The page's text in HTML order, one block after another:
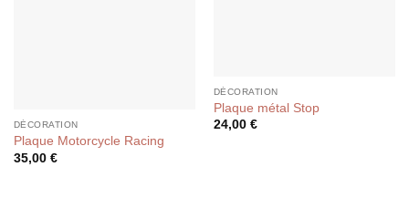
DÉCORATION
Plaque Motorcycle Racing
35,00 €
DÉCORATION
Plaque métal Stop
24,00 €